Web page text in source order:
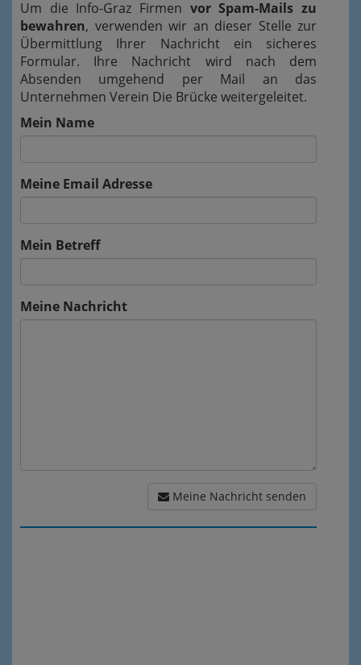
Um die Info-Graz Firmen vor Spam-Mails zu
bewahren, verwenden wir an dieser Stelle zur
Übermittlung Ihrer Nachricht ein sicheres
Formular. Ihre Nachricht wird nach dem
Absenden umgehend per Mail an das
Unternehmen Verein Die Brücke weitergeleitet.
Mein Name
Meine Email Adresse
Mein Betreff
Meine Nachricht
Meine Nachricht senden